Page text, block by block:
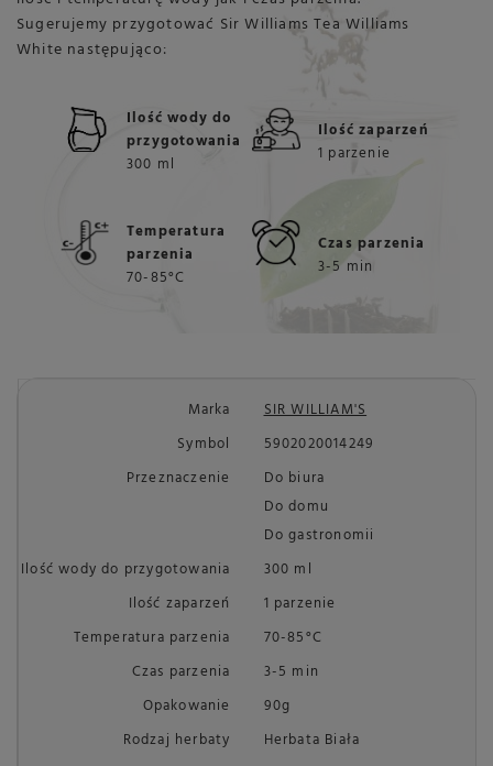
Sugerujemy przygotować Sir Williams Tea Williams
White następująco:
Ilość wody do
przygotowania
300 ml
Ilość zaparzeń
1 parzenie
Temperatura
parzenia
70-85°C
Czas parzenia
3-5 min
Marka
SIR WILLIAM'S
Symbol
5902020014249
Przeznaczenie
Do biura
Do domu
Do gastronomii
Ilość wody do przygotowania
300 ml
Ilość zaparzeń
1 parzenie
Temperatura parzenia
70-85°C
Czas parzenia
3-5 min
Opakowanie
90g
Rodzaj herbaty
Herbata Biała